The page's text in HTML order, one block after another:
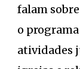
falam
o
atividades